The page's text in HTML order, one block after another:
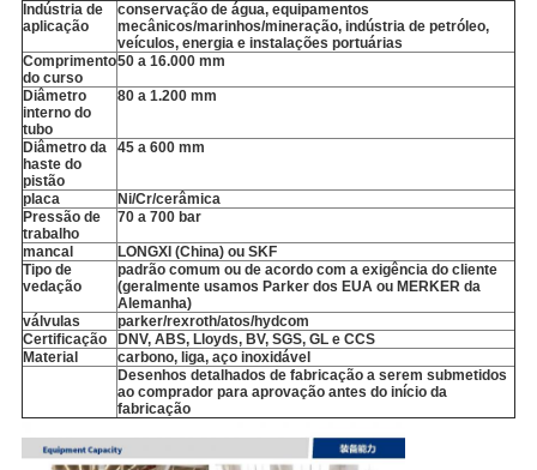
Indústria de
aplicação
conservação de água, equipamentos
mecânicos/marinhos/mineração, indústria de petróleo,
veículos, energia e instalações portuárias
Comprimento
do curso
50 a 16.000 mm
Diâmetro
interno do
tubo
80 a 1.200 mm
Diâmetro da
haste do
pistão
45 a 600 mm
placa
Ni/Cr/cerâmica
Pressão de
trabalho
70 a 700 bar
mancal
LONGXI (China) ou SKF
Tipo de
vedação
padrão comum ou de acordo com a exigência do cliente
(geralmente usamos Parker dos EUA ou MERKER da
Alemanha)
válvulas
parker/rexroth/atos/hydcom
Certificação
DNV, ABS, Lloyds, BV, SGS, GL e CCS
Material
carbono, liga, aço inoxidável
Desenhos detalhados de fabricação a serem submetidos
ao comprador para aprovação antes do início da
fabricação